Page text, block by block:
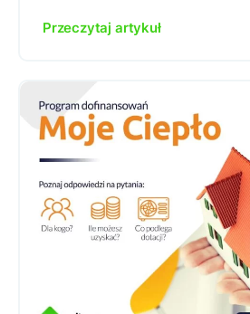
Przeczytaj artykuł